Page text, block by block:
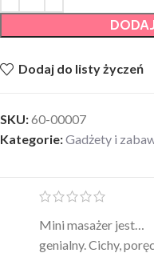
Dodaj do listy życzeń
SKU:60-00007
Kategorie:Gadżety i
Mini masażer jest…
genialny. Cichy,